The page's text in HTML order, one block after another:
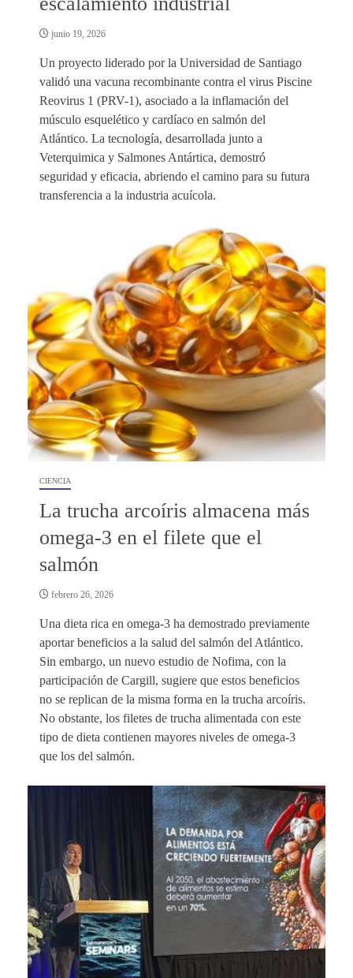
junio 19, 2026
Un proyecto liderado por la Universidad de Santiago
validó una vacuna recombinante contra el virus Piscine
Reovirus 1 (PRV-1), asociado a la inflamación del
músculo esquelético y cardíaco en salmón del
Atlántico. La tecnología, desarrollada junto a
Veterquimica y Salmones Antártica, demostró
seguridad y eficacia, abriendo el camino para su futura
transferencia a la industria acuícola.
CIENCIA
La trucha arcoíris almacena más
omega-3 en el filete que el
salmón
febrero 26, 2026
Una dieta rica en omega-3 ha demostrado previamente
aportar beneficios a la salud del salmón del Atlántico.
Sin embargo, un nuevo estudio de Nofima, con la
participación de Cargill, sugiere que estos beneficios
no se replican de la misma forma en la trucha arcoíris.
No obstante, los filetes de trucha alimentada con este
tipo de dieta contienen mayores niveles de omega-3
que los del salmón.